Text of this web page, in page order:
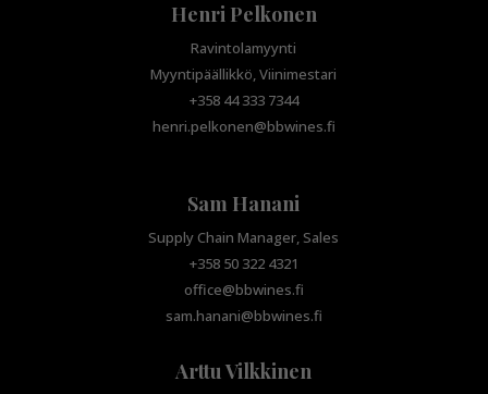
Henri Pelkonen
Ravintolamyynti
Myyntipäällikkö, Viinimestari
+358 44 333 7344
henri.pelkonen@bbwines.fi
Sam Hanani
Supply Chain Manager, Sales
+358 50 322 4321
office@bbwines.fi
sam.hanani@bbwines.fi
Arttu Vilkkinen